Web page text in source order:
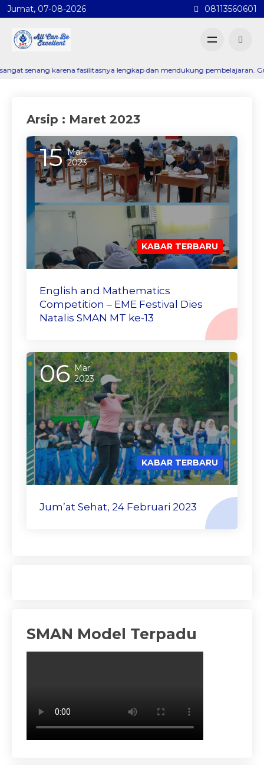
Jumat, 07-08-2026 08113560601
karena fasilitasnya lengkap dan mendukung pembelajaran.
Arsip : Maret 2023
15 Mar
2023
KABAR TERBARU
English and Mathematics
Competition – EME Festival Dies
Natalis SMAN MT ke-13
06 Mar
2023
KABAR TERBARU
Jum’at Sehat, 24 Februari 2023
SMAN Model Terpadu